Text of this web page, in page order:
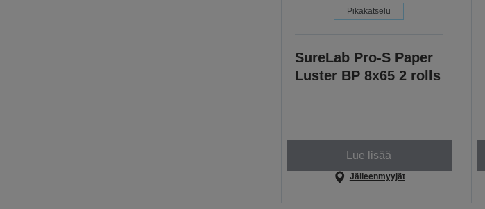
Pikakatselu
SureLab Pro-S Paper
Luster BP 8x65 2 rolls
Lue lisää
Jälleenmyyjät